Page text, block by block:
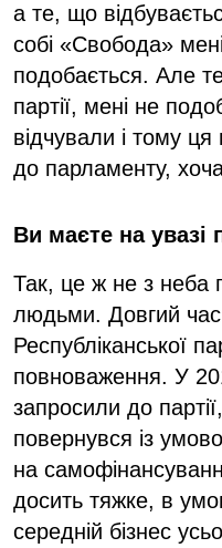
а те, що
собі «Свобода»
подобається. Але
партії, мені не
відчували і тому
до парламенту,
Ви маєте на увазі
Так, це ж не з неба
людьми. Довгий
Республіканської
повноваження. У
запросили до
повернувся із
на
досить тяжке, в
середній бізнес